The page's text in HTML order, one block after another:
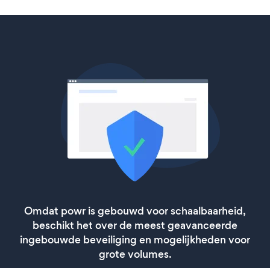
Omdat powr is gebouwd voor schaalbaarheid,
beschikt het over de meest geavanceerde
ingebouwde beveiliging en mogelijkheden voor
grote volumes.